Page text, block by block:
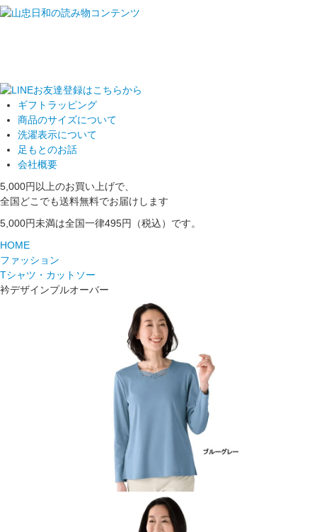
ギフトラッピング
商品のサイズについて
洗濯表示について
足もとのお話
会社概要
5,000円以上のお買い上げで、
全国どこでも送料無料でお届けします
5,000円未満は全国一律495円（税込）です。
HOME
ファッション
Tシャツ・カットソー
衿デザインプルオーバー